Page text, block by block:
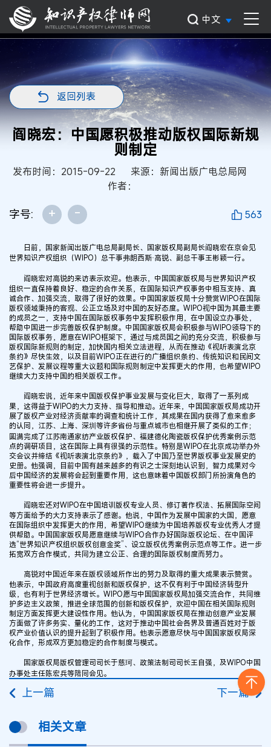
中文
返回列表
阎晓宏：中国愿积极推动版权国际新规
则制定
发布时间：2015-09-22
来源：新闻出版广电总局网
作者：
字号: + - 563
日前，国家新闻出版广电总局副局长、国家版权局副局长阎晓宏在京会见
世界知识产权组织（WIPO）总干事弗朗西斯·高锐、副总干事王彬颖一行。
阎晓宏对高锐的来访表示欢迎。他表示，中国国家版权局与世界知识产权
组织一直保持着良好、稳定的合作关系，在国际知识产权事务中相互支持、真
诚合作、加强交流，取得了很好的效果。中国国家版权局十分赞赏WIPO在国际
版权领域秉持的客观、公正立场及对中国的友好态度。WIPO视中国为其最主要
的成员之一，支持中国在国际版权事务中发挥积极作用，在中国设立办事处，
帮助中国进一步完善版权保护制度。中国国家版权局会积极参与WIPO领导下的
国际版权事务，愿意在WIPO框架下，通过与成员国之间的充分交流，积极参与
版权国际新规则的制定，加快国内相关立法进程，从而在推动《视听表演北京
条约》尽快生效，以及目前WIPO正在进行的广播组织条约、传统知识和民间文
艺保护、发展议程等重大议题和国际规则制定中发挥更大的作用，也希望WIPO
继续大力支持中国的相关版权工作。
阎晓宏说，近年来中国版权保护事业发展与变化巨大，取得了一系列成
果，这得益于WIPO的大力支持、指导和推动。近年来，中国国家版权局成功开
展了版权产业对经济贡献率的调查和统计工作，其成果在国内获得了愈来愈多
的认同，江苏、上海、深圳等许多省份与重点城市也相继开展了类似的工作；
圆满完成了江苏南通家纺产业版权保护、福建德化陶瓷版权保护优秀案例示范
点的调研项目，这在国际上具有很强的示范性。特别是WIPO在北京成功举办外
交会议并缔结《视听表演北京条约》，载入了中国乃至世界版权事业发展史的
史册。他强调，目前中国有越来越多的有识之士深刻地认识到，智力成果对今
后中国经济的发展将会起到重要作用，这也意味着中国版权部门所扮演角色的
重要性将会进一步提升。
阎晓宏还对WIPO在中国培训版权专业人员、修订著作权法、拓展国际空间
等方面给予的大力支持表示了感谢。他说，中国作为发展中国家的大国，愿意
在国际组织中发挥更大的作用，希望WIPO继续为中国培养版权专业优秀人才提
供帮助。中国国家版权局愿意继续与WIPO合作办好国际版权论坛、在中国评
选“世界知识产权组织版权创意金奖”、设立版权优秀案例示范点等工作。进一步
拓宽双方合作模式，共同为建立公正、合理的国际版权制度而努力。
高锐对中国近年来在版权领域所作出的努力及取得的重大成果表示赞赏。
他表示，中国政府高度重视创新和版权保护，这不仅有利于中国经济转型升
级，也有利于世界经济增长。WIPO愿与中国国家版权局加强交流合作，共同维
护多边主义政策，推进全球范围的创新和版权保护，欢迎中国在相关国际规则
制定方面发挥更大建设性作用。他认为，中国国家版权局在推动创意产业发展
方面做了许多务实、量化的工作，这对于推动中国社会各界及普通百姓对于版
权产业价值认识的提升起到了积极作用。他表示愿意尽快与中国国家版权局深
化合作，形成双方更加稳定的合作制度与模式。
国家版权局版权管理司司长于慈珂、政策法制司司长王自强，及WIPO中国
办事处主任陈宏兵等陪同会见。
上一篇 下一篇
相关文章